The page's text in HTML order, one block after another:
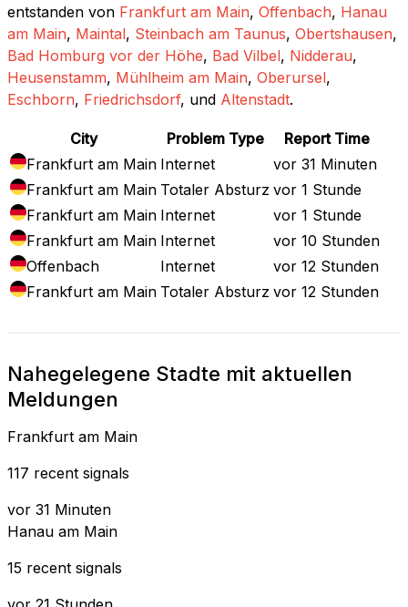
entstanden von Frankfurt am Main, Offenbach, Hanau
am Main, Maintal, Steinbach am Taunus, Obertshausen,
Bad Homburg vor der Höhe, Bad Vilbel, Nidderau,
Heusenstamm, Mühlheim am Main, Oberursel,
Eschborn, Friedrichsdorf, und Altenstadt.
City Problem Type
Report Time
Frankfurt am Main Internet
vor 31 Minuten
Frankfurt am Main Totaler Absturz vor 1 Stunde
Frankfurt am Main Internet
vor 1 Stunde
Frankfurt am Main Internet
vor 10 Stunden
Offenbach
Internet
vor 12 Stunden
Frankfurt am Main Totaler Absturz vor 12 Stunden
Nahegelegene Stadte mit aktuellen
Meldungen
Frankfurt am Main
117 recent signals
vor 31 Minuten
Hanau am Main
15 recent signals